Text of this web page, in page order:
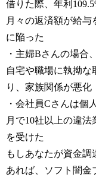
借りた際、年利
月々の返済額が給与
に陥った
・主婦Bさんの場合
自宅や職場に執拗な
り、家族関係が悪化
・会社員Cさんは個
月で10社以上の違
を受けた
もしあなたが資金
あれば、ソフト闇金